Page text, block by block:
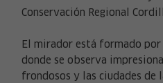
Conservación Regional
El mirador está formado por
donde se observa
frondosos y las ciudades de